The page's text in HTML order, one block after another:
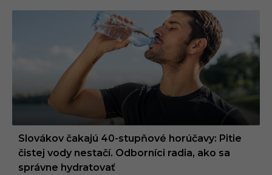
Slovákov čakajú 40-stupňové horúčavy: Pitie
čistej vody nestačí. Odborníci radia, ako sa
správne hydratovať